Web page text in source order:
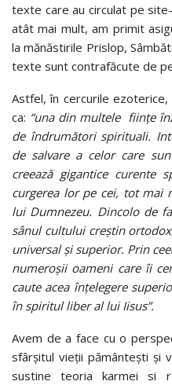
texte care au circulat pe
atât mai mult, am primit
la mănăstirile Prislop,
texte sunt contrafăcute de
Astfel, în cercurile
ca: “una din multele fiinţe
de îndrumători spirituali.
de salvare a celor care
creează gigantice curente
curgerea lor pe cei, tot mai
lui Dumnezeu. Dincolo de
sânul cultului creştin
universal şi superior. Prin
numeroşii oameni care îi
caute acea înţelegere
în spiritul liber al lui Iisus”.
Avem de a face cu o
sfârşitul vieţii pământeşti şi
sustine teoria karmei si